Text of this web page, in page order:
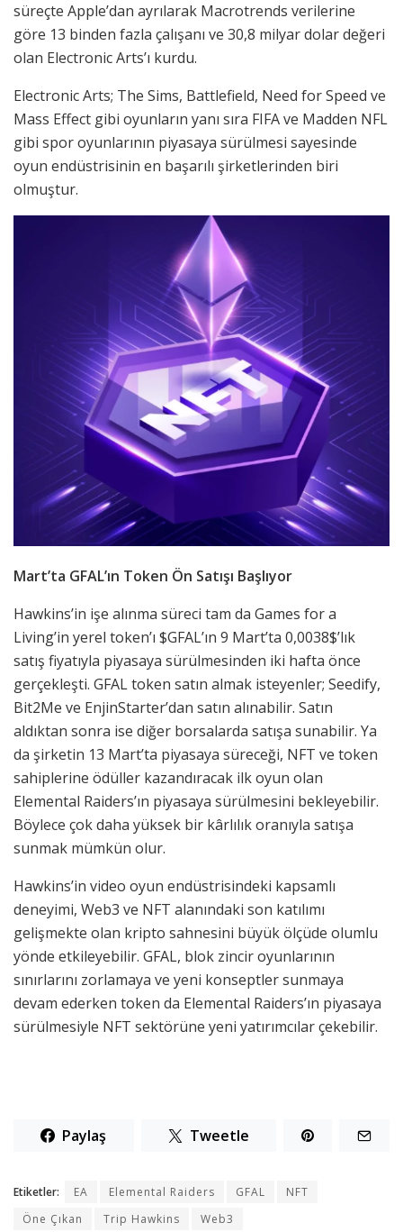
süreçte Apple’dan ayrılarak Macrotrends verilerine
göre 13 binden fazla çalışanı ve 30,8 milyar dolar değeri
olan Electronic Arts’ı kurdu.
Electronic Arts; The Sims, Battlefield, Need for Speed ve
Mass Effect gibi oyunların yanı sıra FIFA ve Madden NFL
gibi spor oyunlarının piyasaya sürülmesi sayesinde
oyun endüstrisinin en başarılı şirketlerinden biri
olmuştur.
Mart’ta GFAL’ın Token Ön Satışı Başlıyor
Hawkins’in işe alınma süreci tam da Games for a
Living’in yerel token’ı $GFAL’ın 9 Mart’ta 0,0038$’lık
satış fiyatıyla piyasaya sürülmesinden iki hafta önce
gerçekleşti. GFAL token satın almak isteyenler; Seedify,
Bit2Me ve EnjinStarter’dan satın alınabilir. Satın
aldıktan sonra ise diğer borsalarda satışa sunabilir. Ya
da şirketin 13 Mart’ta piyasaya süreceği, NFT ve token
sahiplerine ödüller kazandıracak ilk oyun olan
Elemental Raiders’ın piyasaya sürülmesini bekleyebilir.
Böylece çok daha yüksek bir kârlılık oranıyla satışa
sunmak mümkün olur.
Hawkins’in video oyun endüstrisindeki kapsamlı
deneyimi, Web3 ve NFT alanındaki son katılımı
gelişmekte olan kripto sahnesini büyük ölçüde olumlu
yönde etkileyebilir. GFAL, blok zincir oyunlarının
sınırlarını zorlamaya ve yeni konseptler sunmaya
devam ederken token da Elemental Raiders’ın piyasaya
sürülmesiyle NFT sektörüne yeni yatırımcılar çekebilir.
Paylaş Tweetle
Etiketler: EA Elemental Raiders GFAL
NFT
Öne Çıkan
Trip Hawkins Web3